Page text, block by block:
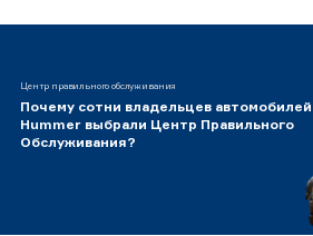
Центр правильного обслуживания
Почему сотни владельцев автомобилей
Hummer выбрали Центр Правильного
Обслуживания?